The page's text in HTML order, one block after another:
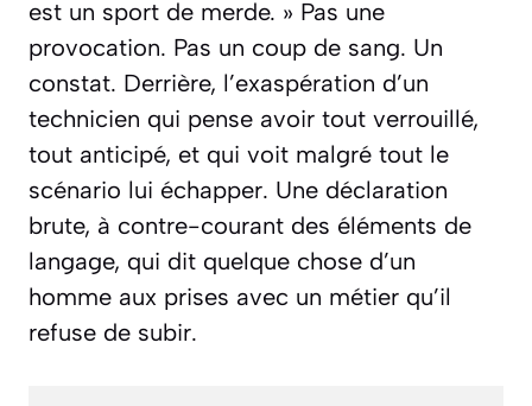
est un sport de merde. » Pas une
provocation. Pas un coup de sang. Un
constat. Derrière, l’exaspération d’un
technicien qui pense avoir tout verrouillé,
tout anticipé, et qui voit malgré tout le
scénario lui échapper. Une déclaration
brute, à contre-courant des éléments de
langage, qui dit quelque chose d’un
homme aux prises avec un métier qu’il
refuse de subir.